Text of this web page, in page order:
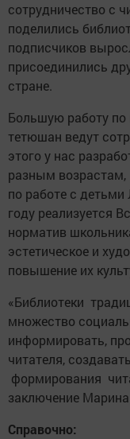
сотрудничество с
поделились
подписчиков
присоединились
стране.
Большую работу
тетюшан ведут
этого у нас
разным возрастам,
по ­работе с
году реализуется
норматив
эстетическое и
повышение их
«Библиотеки
множество
информировать,
читателя,
формирования
заключение
Справочно: